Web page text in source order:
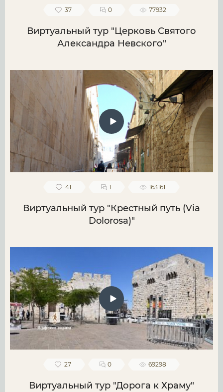
37 0 77932
Виртуальный тур "Церковь Святого
Александра Невского"
41 1 163161
Виртуальный тур "Крестный путь (Via
Dolorosa)"
27 0 69298
Виртуальный тур "Дорога к Храму"